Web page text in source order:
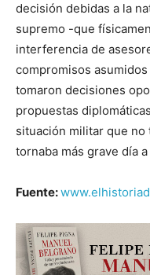
decisión debidas a la
supremo -que
interferencia de
compromisos
tomaron decisiones
propuestas
situación militar que
tornaba más grave día a
Fuente: